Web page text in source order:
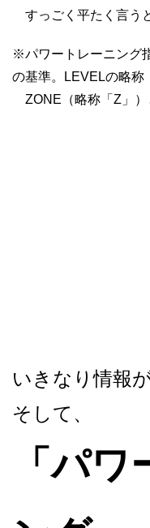
すっごく平たく言う
※パワートレーニング
の基準。LEVELの略称
ZONE（略称「Z」）
いきなり情報
そして、
「パ